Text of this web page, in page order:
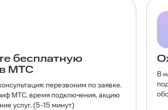
бесплатную
МТС
перезвоним по заявке.
МТС, время подключения, акцию
услуг. (5-15 минут)
В